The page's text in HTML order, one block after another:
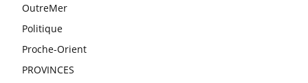
OutreMer
Politique
Proche-Orient
PROVINCES